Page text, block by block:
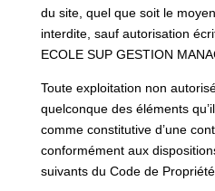
du site, quel que soit le
interdite, sauf autorisation
ECOLE SUP GESTION
Toute exploitation non
quelconque des éléments
comme constitutive d’une
conformément aux
suivants du Code de